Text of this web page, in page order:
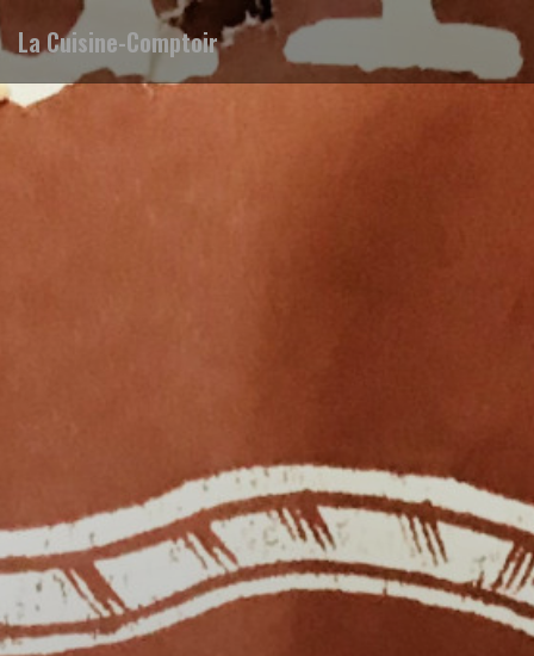
La Cuisine-Comptoir